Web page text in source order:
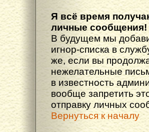
Я всё время
личные сообщения!
В будущем мы
игнор-списка в
же, если вы
нежелательные
в известность
вообще запретить
отправку личных
Вернуться к началу